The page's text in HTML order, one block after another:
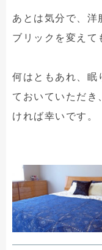
あとは気分で、洋
ブリックを変えて
何はともあれ、眠
ておいていただき
ければ幸いです。